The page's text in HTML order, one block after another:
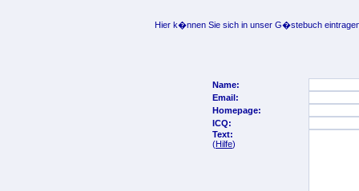
Hier k�nnen Sie sich in unser G�stebuch
Name:
Email:
Homepage:
ICQ:
Text:
(Hilfe)